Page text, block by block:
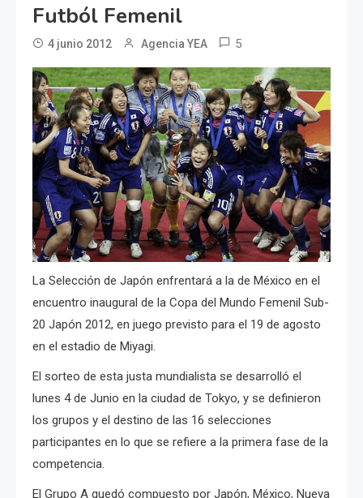
Futból Femenil
4 junio 2012 Agencia YEA 5
La Selección de Japón enfrentará a la de México en el
encuentro inaugural de la Copa del Mundo Femenil Sub-
20 Japón 2012, en juego previsto para el 19 de agosto
en el estadio de Miyagi.
El sorteo de esta justa mundialista se desarrolló el
lunes 4 de Junio en la ciudad de Tokyo, y se definieron
los grupos y el destino de las 16 selecciones
participantes en lo que se refiere a la primera fase de la
competencia.
El Grupo A quedó compuesto por Japón, México, Nueva